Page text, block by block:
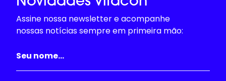
Assine nossa newsletter e acompanhe
nossas notícias sempre em primeira mão: